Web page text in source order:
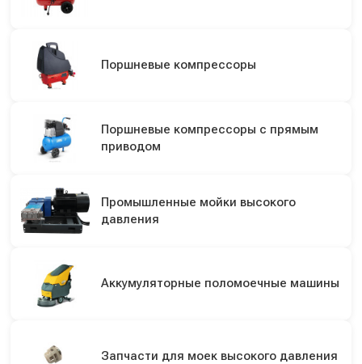
Поршневые компрессоры
Поршневые компрессоры с прямым
приводом
Промышленные мойки высокого
давления
Аккумуляторные поломоечные машины
Запчасти для моек высокого давления